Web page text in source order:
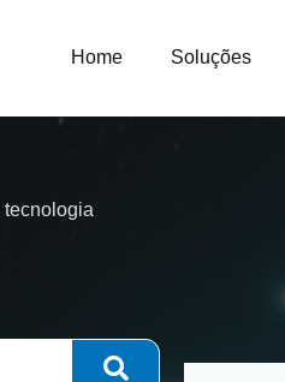
Home Soluções
tecnologia